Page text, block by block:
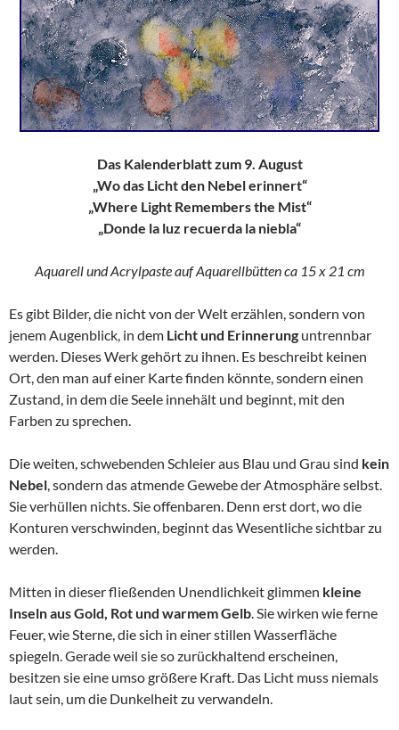
Das Kalenderblatt zum 9. August
„Wo das Licht den Nebel erinnert“
„Where Light Remembers the Mist“
„Donde la luz recuerda la niebla“
Aquarell und Acrylpaste auf Aquarellbütten ca 15 x 21 cm
Es gibt Bilder, die nicht von der Welt erzählen, sondern von
jenem Augenblick, in dem Licht und Erinnerung untrennbar
werden. Dieses Werk gehört zu ihnen. Es beschreibt keinen
Ort, den man auf einer Karte finden könnte, sondern einen
Zustand, in dem die Seele innehält und beginnt, mit den
Farben zu sprechen.
Die weiten, schwebenden Schleier aus Blau und Grau sind kein
Nebel, sondern das atmende Gewebe der Atmosphäre selbst.
Sie verhüllen nichts. Sie offenbaren. Denn erst dort, wo die
Konturen verschwinden, beginnt das Wesentliche sichtbar zu
werden.
Mitten in dieser fließenden Unendlichkeit glimmen kleine
Inseln aus Gold, Rot und warmem Gelb. Sie wirken wie ferne
Feuer, wie Sterne, die sich in einer stillen Wasserfläche
spiegeln. Gerade weil sie so zurückhaltend erscheinen,
besitzen sie eine umso größere Kraft. Das Licht muss niemals
laut sein, um die Dunkelheit zu verwandeln.